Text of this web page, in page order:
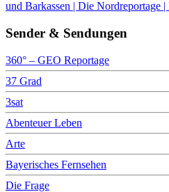
und Barkassen | Die Nordreportage
Sender & Sendungen
360° – GEO Reportage
37 Grad
3sat
Abenteuer Leben
Arte
Bayerisches Fernsehen
Die Frage